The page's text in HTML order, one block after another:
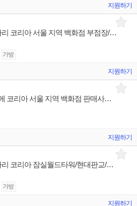
지원하기
[BVLGARI] 명품 주얼리 불가리 코리아 서울 지역 백화점 부점장/판매사원/어드민 채용
가방
지원하기
[CHAUMET]명품 주얼리 쇼메 코리아 서울 지역 백화점 판매사원 채용
지원하기
[BVLGARI] 명품 주얼리 불가리 코리아 잠실월드타워/현대판교/신세계센텀 부점장 채용
가방
지원하기